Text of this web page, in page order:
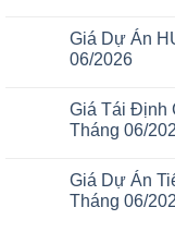
Giá Dự Án
06/2026
Giá Tái Định
Tháng 06/
Giá Dự Án
Tháng 06/